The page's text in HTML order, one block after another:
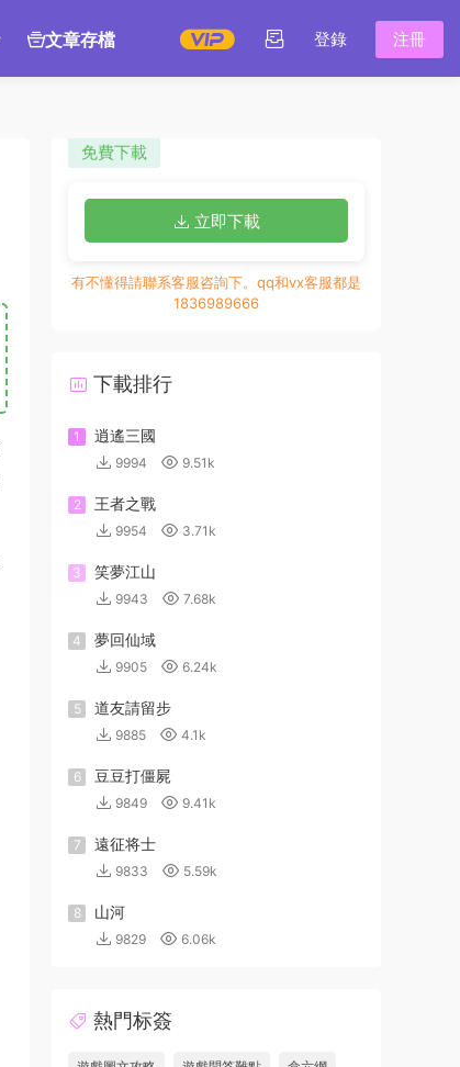
文章存檔 登錄 注冊
免費下載
立即下載
有不懂得請聯系客服咨詢下。qq和vx客服都是
1836989666
下載排行
1 逍遙三國
9994 9.51k
2 王者之戰
9954 3.71k
3 笑夢江山
9943 7.68k
4 夢回仙域
9905 6.24k
5 道友請留步
9885 4.1k
6 豆豆打僵屍
9849 9.41k
7 遠征将士
9833 5.59k
8 山河
9829 6.06k
熱門标簽